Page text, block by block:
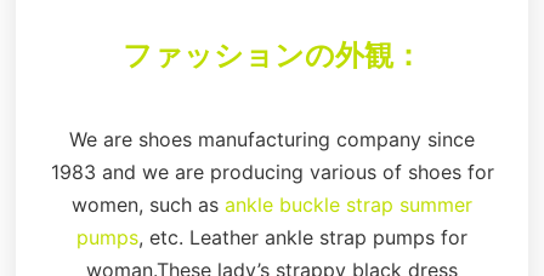
ファッションの外観：
We are shoes manufacturing company since
1983 and we are producing various of shoes for
women, such as ankle buckle strap summer
pumps, etc. Leather ankle strap pumps for
woman.These lady’s strappy black dress